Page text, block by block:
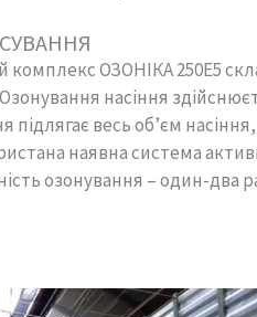
ОЗОНІКА 250E5
насіння
весь об’єм
наявна система
озонування – один-два